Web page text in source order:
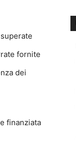
fornite
dei
finanziata